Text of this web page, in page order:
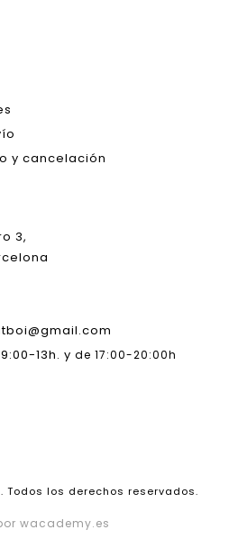
y cancelación
3,
13h. y de 17:00-20:00h
Todos los derechos reservados.
wacademy.es